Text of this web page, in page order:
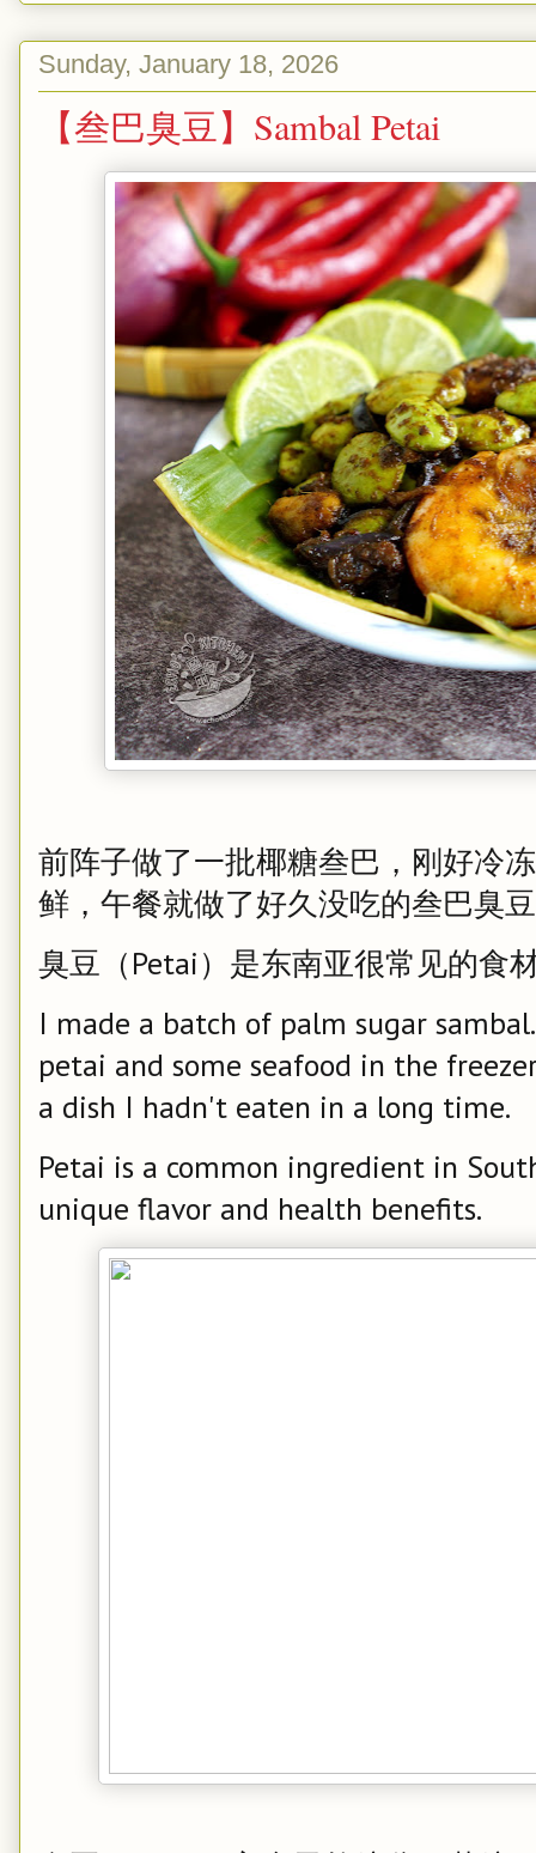
Sunday, January 18, 2026
【叁巴臭豆】Sambal Petai
前阵子做了一批椰糖叁巴，刚好冷
鲜，午餐就做了好久没吃的叁巴臭
臭豆（Petai）是东南亚很常见的食
I made a batch of palm sugar
petai and some seafood in the
a dish I hadn't eaten in a long time.
Petai is a common ingredient in
unique flavor and health benefits.